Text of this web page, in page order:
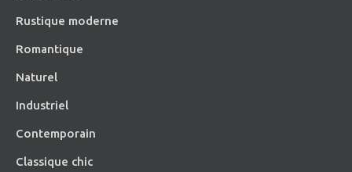
Rustique moderne
Romantique
Naturel
Industriel
Contemporain
Classique chic